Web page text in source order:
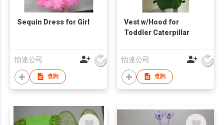
Sequin Dress for Girl
怡達公司
查詢
Vest w/Hood for
Toddler Caterpillar
怡達公司
查詢